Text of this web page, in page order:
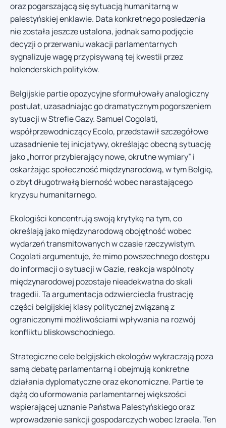
oraz pogarszającą się sytuacją humanitarną w
palestyńskiej enklawie. Data konkretnego posiedzenia
nie została jeszcze ustalona, jednak samo podjęcie
decyzji o przerwaniu wakacji parlamentarnych
sygnalizuje wagę przypisywaną tej kwestii przez
holenderskich polityków.
Belgijskie partie opozycyjne sformułowały analogiczny
postulat, uzasadniając go dramatycznym pogorszeniem
sytuacji w Strefie Gazy. Samuel Cogolati,
współprzewodniczący Ecolo, przedstawił szczegółowe
uzasadnienie tej inicjatywy, określając obecną sytuację
jako „horror przybierający nowe, okrutne wymiary” i
oskarżając społeczność międzynarodową, w tym Belgię,
o zbyt długotrwałą bierność wobec narastającego
kryzysu humanitarnego.
Ekologiści koncentrują swoją krytykę na tym, co
określają jako międzynarodową obojętność wobec
wydarzeń transmitowanych w czasie rzeczywistym.
Cogolati argumentuje, że mimo powszechnego dostępu
do informacji o sytuacji w Gazie, reakcja wspólnoty
międzynarodowej pozostaje nieadekwatna do skali
tragedii. Ta argumentacja odzwierciedla frustrację
części belgijskiej klasy politycznej związaną z
ograniczonymi możliwościami wpływania na rozwój
konfliktu bliskowschodniego.
Strategiczne cele belgijskich ekologów wykraczają poza
samą debatę parlamentarną i obejmują konkretne
działania dyplomatyczne oraz ekonomiczne. Partie te
dążą do uformowania parlamentarnej większości
wspierającej uznanie Państwa Palestyńskiego oraz
wprowadzenie sankcji gospodarczych wobec Izraela. Ten